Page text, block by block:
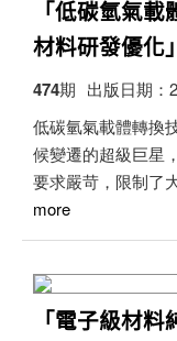
「低碳氫氣
材料研發優化
474期 出版日期：
低碳氫氣載體轉換
候變遷的超級巨星
要求嚴苛，限制了
more
「電子級材